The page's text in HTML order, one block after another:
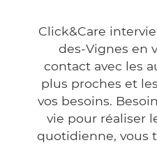
Click&Care
des-Vignes en
contact avec les
plus proches et
vos besoins.
vie pour réaliser
quotidienne, vous